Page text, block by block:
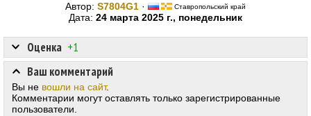
Автор: S7804G1 · Ставропольский край
Дата: 24 марта 2025 г., понедельник
Оценка +1
Ваш комментарий
Вы не вошли на сайт.
Комментарии могут оставлять только зарегистрированные
пользователи.